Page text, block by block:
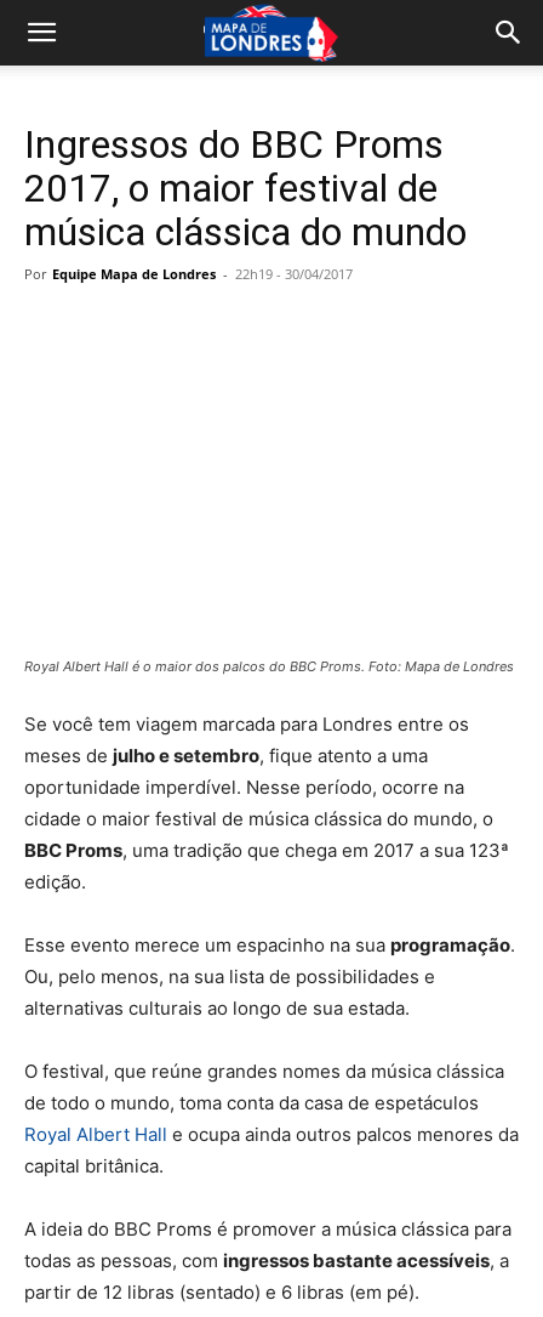
Ingressos do BBC Proms
2017, o maior festival de
música clássica do mundo
Por Equipe Mapa de Londres - 22h19 - 30/04/2017
Royal Albert Hall é o maior dos palcos do BBC Proms. Foto: Mapa de Londres
Se você tem viagem marcada para Londres entre os
meses de julho e setembro, fique atento a uma
oportunidade imperdível. Nesse período, ocorre na
cidade o maior festival de música clássica do mundo, o
BBC Proms, uma tradição que chega em 2017 a sua 123ª
edição.
Esse evento merece um espacinho na sua programação.
Ou, pelo menos, na sua lista de possibilidades e
alternativas culturais ao longo de sua estada.
O festival, que reúne grandes nomes da música clássica
de todo o mundo, toma conta da casa de espetáculos
Royal Albert Hall e ocupa ainda outros palcos menores da
capital britânica.
A ideia do BBC Proms é promover a música clássica para
todas as pessoas, com ingressos bastante acessíveis, a
partir de 12 libras (sentado) e 6 libras (em pé).